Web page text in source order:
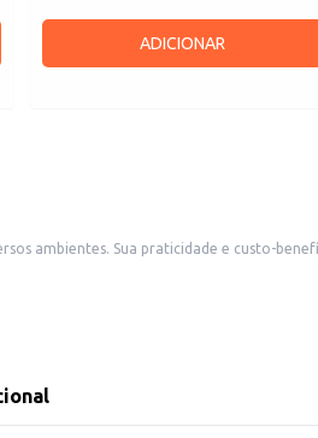
ADICIONAR
ambientes. Sua praticidade e custo-
economia de energia.
de energia a um bom